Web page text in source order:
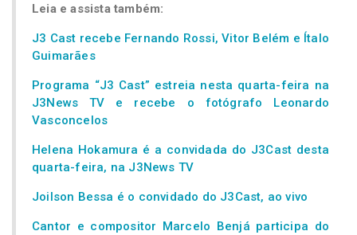
Leia e assista também:
J3 Cast recebe Fernando Rossi, Vitor Belém e Ítalo
Guimarães
Programa “J3 Cast” estreia nesta quarta-feira na
J3News TV e recebe o fotógrafo Leonardo
Vasconcelos
Helena Hokamura é a convidada do J3Cast desta
quarta-feira, na J3News TV
Joilson Bessa é o convidado do J3Cast, ao vivo
Cantor e compositor Marcelo Benjá participa do